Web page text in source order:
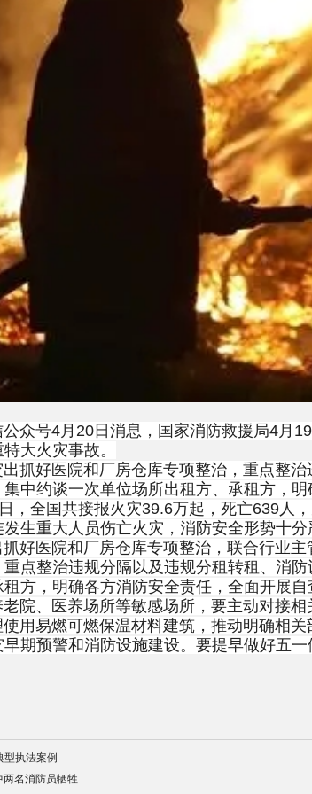
号4月20日消息，国家消防救援局4月
大火灾事故。
好医院和厂房仓库专项整治，重点整治
中约谈一次单位场所出租方、承租方，
全国共接报火灾39.6万起，死亡639人，
生重大人员伤亡火灾，消防安全形势十分
医院和厂房仓库专项整治，联合行业主
点整治违规分隔以及违规分租转租、消
方，明确各方消防安全责任，全面开展
、医养场所等敏感场所，要主动对接相
易燃可燃保温材料建筑，推动明确相关
期预警和消防设施建设。要提早做好五
型执法案例
名消防员牺牲